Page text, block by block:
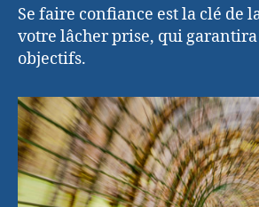
Se faire confiance est la clé de
votre lâcher prise, qui garantira
objectifs.